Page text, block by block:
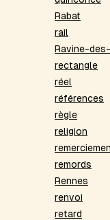
Rabat
rail
Ravine-
rectangle
réel
références
règle
religion
remords
Rennes
renvoi
retard